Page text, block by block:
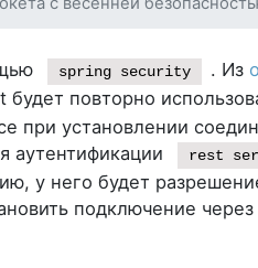
spring security . Из
будет повторно
при установлении
аутентификации
rest
у него будет
подключение